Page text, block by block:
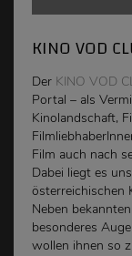
KINO VOD
Der KINO VOD
Portal – als
Kinolandschaft,
Film auch nach
Dabei liegt es
österreichischen
Neben
besonderes
wollen ihnen so